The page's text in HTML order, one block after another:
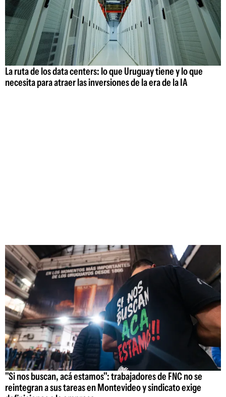
La ruta de los data centers: lo que Uruguay tiene y lo que
necesita para atraer las inversiones de la era de la IA
"Si nos buscan, acá estamos": trabajadores de FNC no se
reintegran a sus tareas en Montevideo y sindicato exige